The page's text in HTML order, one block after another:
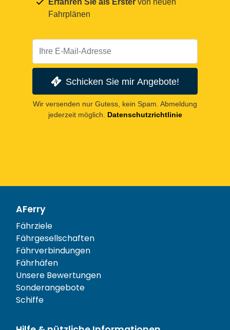
Erfahren Sie als Erster von neuen
Fahrplänen
Schicken Sie mir Angebote!
Wir versenden nur Gutess, kein Spam. Abmeldung
jederzeit möglich.
Datenschutzrichtlinie
AFerry
Fährziele
Fährgesellschaften
Fährverbindungen
Fährhäfen
Unsere Bewertungen
Sonderangebote
Schiffe